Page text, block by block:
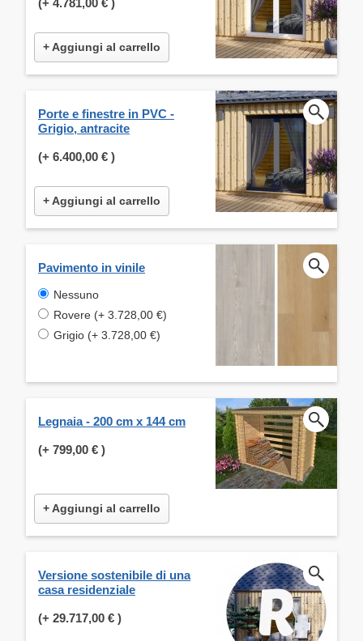
+ Aggiungi al carrello
Porte e finestre in PVC -
Grigio, antracite
(+ 6.400,00 € )
+ Aggiungi al carrello
Pavimento in vinile
Nessuno
Rovere (+ 3.728,00 €)
Grigio (+ 3.728,00 €)
Legnaia - 200 cm x 144 cm
(+ 799,00 € )
+ Aggiungi al carrello
Versione sostenibile di una
casa residenziale
(+ 29.717,00 € )